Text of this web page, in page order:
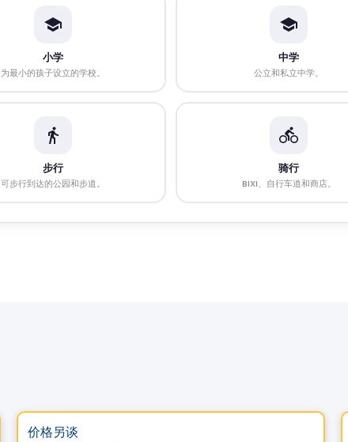
小学
为最小的孩子设立的学校。
中学
公立和私立中学。
步行
可步行到达的公园和步道。
骑行
BIXI、自行车道和商店。
价格另谈